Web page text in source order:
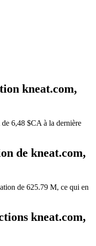
kneat.com,
6,48 $CA à la dernière
de kneat.com,
de 625.79 M, ce qui en
kneat.com,